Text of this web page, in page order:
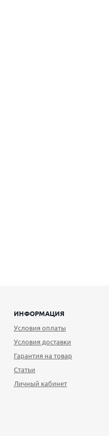
ИНФОРМАЦИЯ
Условия оплаты
Условия доставки
Гарантия на товар
Статьи
Личный кабинет